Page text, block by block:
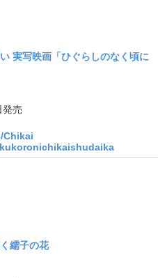
実写映画「ひぐらしのなく頃に
発売
Chikai
繻子の花